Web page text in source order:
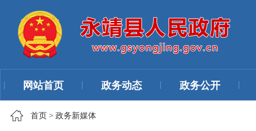
网站首页 政务动态 政务公开
首页 > 政务新媒体